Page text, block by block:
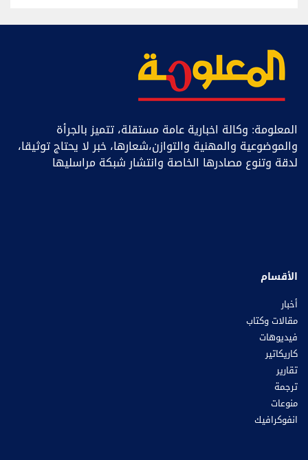
المعلومة: وكالة اخبارية عامة مستقلة، تتميز بالجرأة
والموضوعية والمهنية والتوازن،شعارها، خبر ﻻ يحتاج توثيقا،
لدقة وتنوع مصادرها الخاصة وانتشار شبكة مراسليها
الأقسام
أخبار
مقالات وكتاب
فيديوهات
كاريكاتير
تقارير
ترجمة
منوعات
انفوكرافيك